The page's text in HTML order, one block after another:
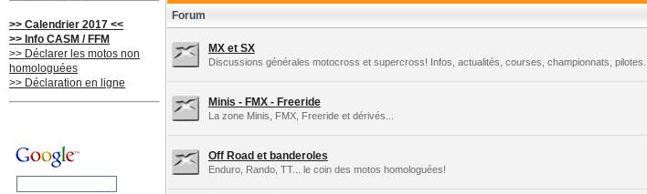
>> Calendrier 2017 <<
>> Info CASM / FFM
>> Déclarer les motos non
homologuées
>> Déclaration en ligne
Forum
MX et SX
Discussions générales motocross et supercross! Infos, actualités, courses, championnats, pilotes...
Minis - FMX - Freeride
La zone Minis, FMX, Freeride et dérivés...
Off Road et banderoles
Enduro, Rando, TT... le coin des motos homologuées!